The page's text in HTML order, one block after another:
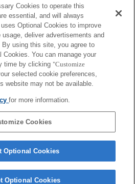
est enregistré à l'aide du microphone
photo] n'est pas opérationnelle.
S (Shutter priority), and M (Manual) modes, the
not be adjusted during the movie recording.
de l'objectif) n'est pas opérationnelle.
à détection de phase " n'est pas
de vue, il se peut que la luminosité de l'image ne
à l'aide de l'adaptateur, la fonction d'aide à la mise
l'image en sélectionnant la fonction [Loupe
quelle touche de "Réglag. touche perso".
Cookies to operate this
essential, and will always
Optional Cookies to improve
deliver advertisements and
using this site, you agree to
Cookies. You can manage your
time by clicking "Customize
selected cookie preferences,
website may not be available.
for more information.
Cookies
Optional Cookies
Optional Cookies